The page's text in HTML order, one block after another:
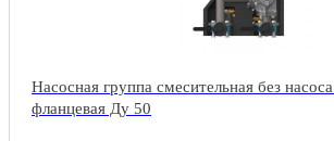
Насосная группа смесительная без
фланцевая Ду 50